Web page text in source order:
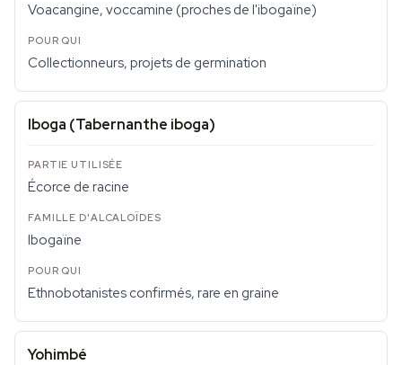
Voacangine, voccamine (proches de l'ibogaïne)
Collectionneurs, projets de germination
Iboga (Tabernanthe iboga)
Écorce de racine
Ibogaïne
Ethnobotanistes confirmés, rare en graine
Yohimbé